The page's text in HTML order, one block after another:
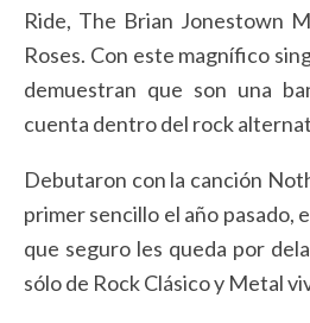
Ride, The Brian Jonestown
Roses. Con este magnífico
demuestran que son una
cuenta dentro del rock
Debutaron con la canción
primer sencillo el año pasado,
que seguro les queda por
sólo de Rock Clásico y Metal